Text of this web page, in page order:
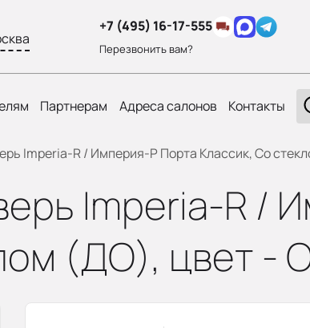
+7 (495) 16-17-555
Перезвонить вам?
Партнерам Адреса салонов Контакты
Imperia-R / Империя-Р Порта Классик, Со
Imperia-R /
(ДО), цвет -